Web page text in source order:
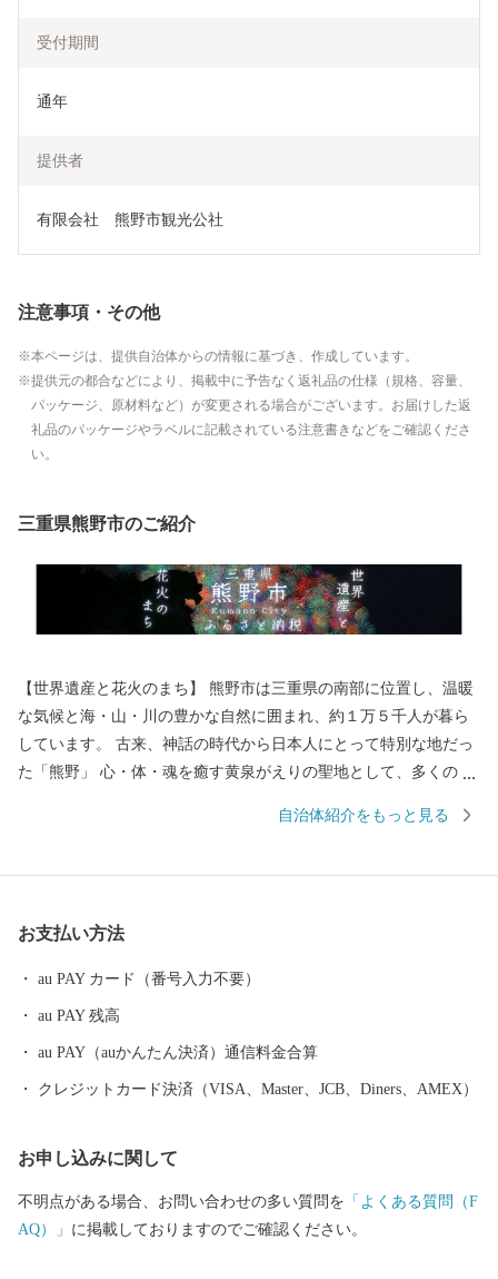
受付期間
通年
提供者
有限会社　熊野市観光公社
注意事項・その他
本ページは、提供自治体からの情報に基づき、作成しています。
提供元の都合などにより、掲載中に予告なく返礼品の仕様（規格、容量、
パッケージ、原材料など）が変更される場合がございます。お届けした返
礼品のパッケージやラベルに記載されている注意書きなどをご確認くださ
い。
三重県熊野市のご紹介
【世界遺産と花火のまち】 熊野市は三重県の南部に位置し、温暖
な気候と海・山・川の豊かな自然に囲まれ、約１万５千人が暮ら
しています。 古来、神話の時代から日本人にとって特別な地だっ
た「熊野」 心・体・魂を癒す黄泉がえりの聖地として、多くの
「熊野古道」 海を見下ろすような巨岩の「獅子岩」 日本最古の神
余年もの伝統を誇り、約１万発の大迫力の花火や 世界遺産に轟く
音と光を楽しもうと 全国から多くの人が訪れます。
自治体紹介をもっと見る
お支払い方法
au PAY カード（番号入力不要）
au PAY 残高
au PAY（auかんたん決済）通信料金合算
クレジットカード決済（VISA、Master、JCB、Diners、AMEX）
お申し込みに関して
不明点がある場合、お問い合わせの多い質問を 「よくある質問（F
AQ）」 に掲載しておりますのでご確認ください。